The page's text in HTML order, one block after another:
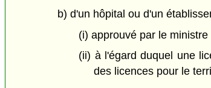
b) d'un hôpital ou d'un
(i) approuvé par le
(ii) à l'égard duquel une
des licences pour le